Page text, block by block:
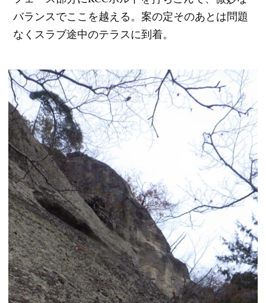
バランスでここを越える。案の定そのあとは問題
なくスラブ途中のテラスに到着。